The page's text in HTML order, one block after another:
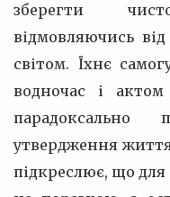
зберегти
відмовляючись
світом. Їхнє
водночас і
утвердження
підкреслює, що